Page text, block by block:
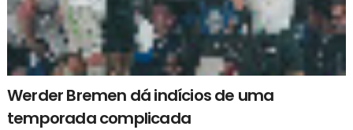
Werder Bremen dá indícios de uma
temporada complicada